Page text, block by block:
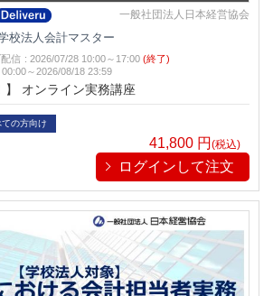
一般社団法人日本経営協会
校法人会計マスター
信 : 2026/07/28 10:00～17:00 (終了)
00:00～2026/08/18 23:59
】 オンライン実務講座
ての方向け
41,800 円(税込)
ログインして注文